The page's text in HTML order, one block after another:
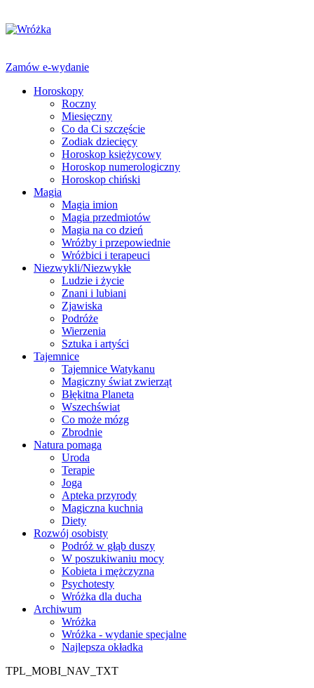
Zamów e-wydanie
Horoskopy
Roczny
Miesięczny
Co da Ci szczęście
Zodiak dziecięcy
Horoskop księżycowy
Horoskop numerologiczny
Horoskop chiński
Magia
Magia imion
Magia przedmiotów
Magia na co dzień
Wróżby i przepowiednie
Wróżbici i terapeuci
Niezwykli/Niezwykłe
Ludzie i życie
Znani i lubiani
Zjawiska
Podróże
Wierzenia
Sztuka i artyści
Tajemnice
Tajemnice Watykanu
Magiczny świat zwierząt
Błękitna Planeta
Wszechświat
Co może mózg
Zbrodnie
Natura pomaga
Uroda
Terapie
Joga
Apteka przyrody
Magiczna kuchnia
Diety
Rozwój osobisty
Podróż w głąb duszy
W poszukiwaniu mocy
Kobieta i mężczyzna
Psychotesty
Wróżka dla ducha
Archiwum
Wróżka
Wróżka - wydanie specjalne
Najlepsza okładka
TPL_MOBI_NAV_TXT